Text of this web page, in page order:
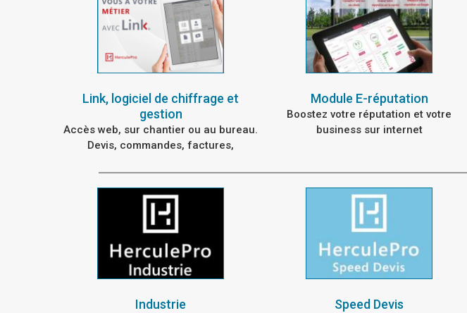
Link, logiciel de chiffrage et
gestion
Accès web, sur chantier ou au bureau.
Devis, commandes, factures,
Module E-réputation
Boostez votre réputation et votre
business sur internet
Industrie Speed Devis